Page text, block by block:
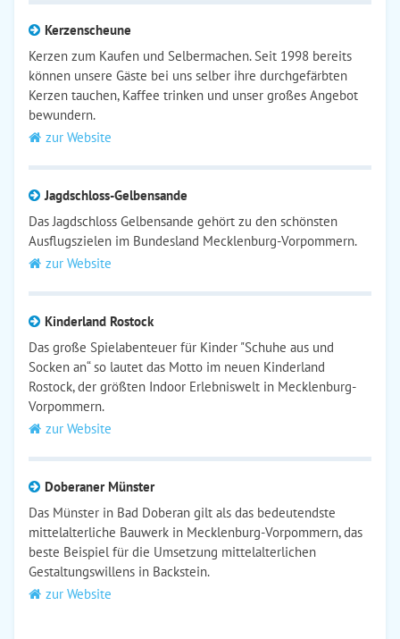
Kerzenscheune
Kerzen zum Kaufen und Selbermachen. Seit 1998 bereits
können unsere Gäste bei uns selber ihre durchgefärbten
Kerzen tauchen, Kaffee trinken und unser großes Angebot
bewundern.
zur Website
Jagdschloss-Gelbensande
Das Jagdschloss Gelbensande gehört zu den schönsten
Ausflugszielen im Bundesland Mecklenburg-Vorpommern.
zur Website
Kinderland Rostock
Das große Spielabenteuer für Kinder "Schuhe aus und
Socken an“ so lautet das Motto im neuen Kinderland
Rostock, der größten Indoor Erlebniswelt in Mecklenburg-
Vorpommern.
zur Website
Doberaner Münster
Das Münster in Bad Doberan gilt als das bedeutendste
mittelalterliche Bauwerk in Mecklenburg-Vorpommern, das
beste Beispiel für die Umsetzung mittelalterlichen
Gestaltungswillens in Backstein.
zur Website